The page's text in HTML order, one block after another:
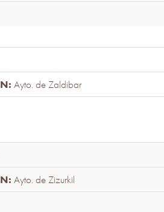
Ayto. de Zaldibar
Ayto. de Zizurkil